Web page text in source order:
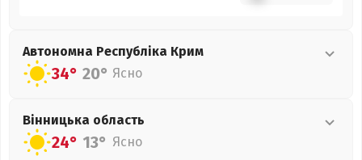
Автономна Республіка Крим
34° 20° Ясно
Вінницька область
24° 13° Ясно